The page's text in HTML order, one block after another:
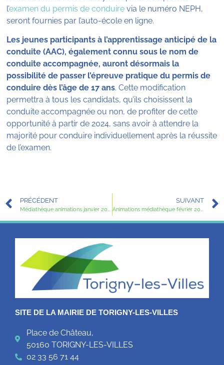
l’examen du permis de conduire via le numéro NEPH,
seront fournies par l’auto-école en ligne.
Les jeunes participants à l’apprentissage anticipé de la
conduite (AAC), également connu sous le nom de
conduite accompagnée, auront désormais la
possibilité de passer l’épreuve pratique du permis de
conduire dès l’âge de 17 ans. Cette modification
permettra à tous les candidats, qu’ils choisissent la
conduite accompagnée ou non, de profiter de cette
opportunité à partir de 2024, sans avoir à attendre la
majorité pour conduire individuellement après la réussite
de l’examen.
PRÉCÉDENT
Médiathèque animations janvier 2024
SUIVANT
Animations médiathèque février 2024
SITE DE LA MAIRIE DE TORIGNY-LES-VILLES
Place de Château,
50160 TORIGNY-LES-VILLES
02 33 56 71 44